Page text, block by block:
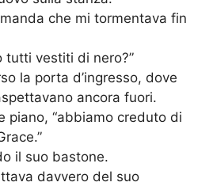
che mi tormentava fin
tutti vestiti di nero?”
la porta d’ingresso, dove
ancora fuori.
piano, “abbiamo creduto di
il suo bastone.
davvero del suo